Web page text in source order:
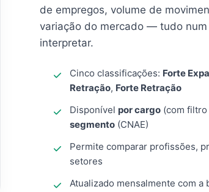
de empregos, volume de
variação do mercado — tudo
interpretar.
Cinco classificações: Forte
Retração, Forte Retração
Disponível por cargo (com
segmento (CNAE)
Permite comparar profissões,
setores
Atualizado mensalmente com a